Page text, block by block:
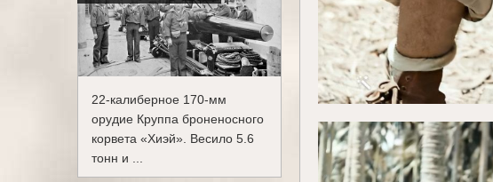
22-калиберное 170-мм
орудие Круппа броненосного
корвета «Хиэй». Весило 5.6
тонн и ...